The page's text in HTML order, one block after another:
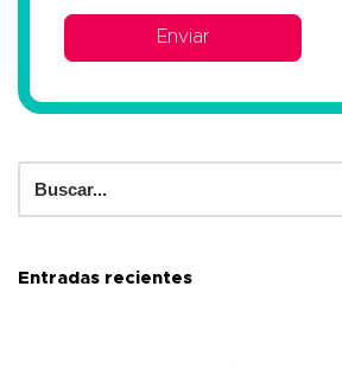
Entradas recientes